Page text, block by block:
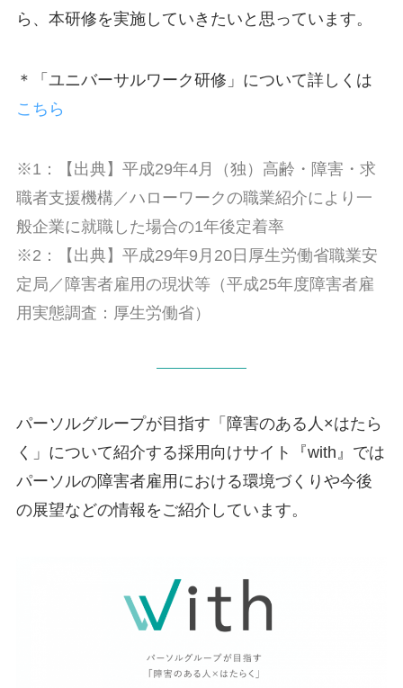
ら、本研修を実施していきたいと思っています。
＊「ユニバーサルワーク研修」について詳しくは
こちら
※1：【出典】平成29年4月（独）高齢・障害・求
職者支援機構／ハローワークの職業紹介により一
般企業に就職した場合の1年後定着率
※2：【出典】平成29年9月20日厚生労働省職業安
定局／障害者雇用の現状等（平成25年度障害者雇
用実態調査：厚生労働省）
パーソルグループが目指す「障害のある人×はたら
く」について紹介する採用向けサイト『with』では
パーソルの障害者雇用における環境づくりや今後
の展望などの情報をご紹介しています。